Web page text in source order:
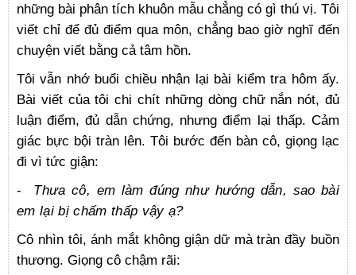
những bài phân tích khuôn mẫu chẳng có gì thú vị. Tôi
viết chỉ để đủ điểm qua môn, chẳng bao giờ nghĩ đến
chuyện viết bằng cả tâm hồn.
Tôi vẫn nhớ buổi chiều nhận lại bài kiểm tra hôm ấy.
Bài viết của tôi chi chít những dòng chữ nắn nót, đủ
luận điểm, đủ dẫn chứng, nhưng điểm lại thấp. Cảm
giác bực bội tràn lên. Tôi bước đến bàn cô, giọng lạc
đi vì tức giận:
- Thưa cô, em làm đúng như hướng dẫn, sao bài
em lại bị chấm thấp vậy ạ?
Cô nhìn tôi, ánh mắt không giận dữ mà tràn đầy buồn
thương. Giọng cô chậm rãi: